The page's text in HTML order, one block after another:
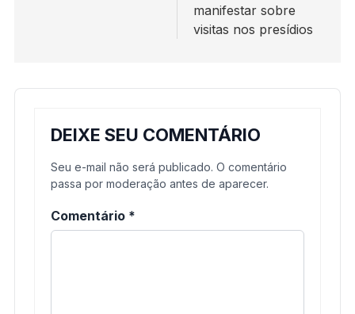
manifestar sobre
visitas nos presídios
DEIXE SEU COMENTÁRIO
Seu e-mail não será publicado. O comentário
passa por moderação antes de aparecer.
Comentário *